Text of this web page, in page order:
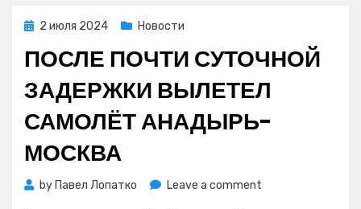
Posted
2 июля 2024 Новости
ПОСЛЕ ПОЧТИ СУТОЧНОЙ
ЗАДЕРЖКИ ВЫЛЕТЕЛ
САМОЛЁТ АНАДЫРЬ-
МОСКВА
by Павел Лопатко Leave a comment